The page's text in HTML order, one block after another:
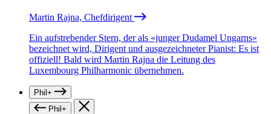
Martin Rajna, Chefdirigent
Ein aufstrebender Stern, der als «junger Dudamel Ungarns»
bezeichnet wird, Dirigent und ausgezeichneter Pianist: Es ist
offiziell! Bald wird Martin Rajna die Leitung des
Luxembourg Philharmonic übernehmen.
Phil+
Phil+